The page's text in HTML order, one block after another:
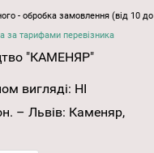
- обробка замовлення (від 10 до
за тарифами перевізника
"КАМЕНЯР"
вигляді: НІ
– Львів: Каменяр,